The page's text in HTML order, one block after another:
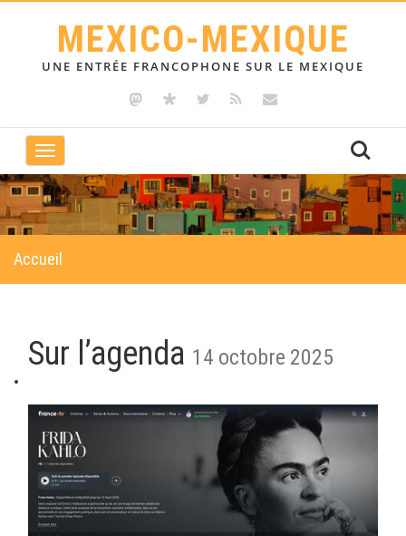
MEXICO-MEXIQUE
UNE ENTRÉE FRANCOPHONE SUR LE MEXIQUE
Toggle
navigation
Accueil
Sur l’agenda 14 octobre 2025